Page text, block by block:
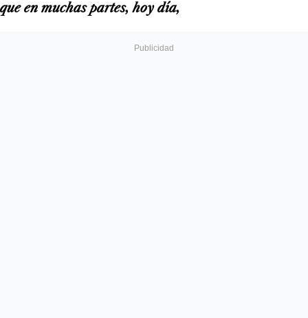
que en muchas partes, hoy día,